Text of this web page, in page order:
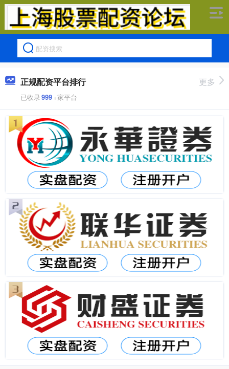
正规配资平台排行
已收录999+家平台
更多